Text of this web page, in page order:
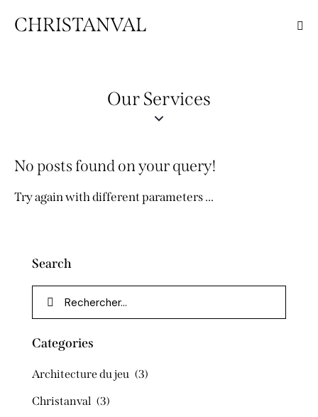
CHRISTANVAL
Our Services
No posts found on your query!
Try again with different parameters ...
Search
Categories
Architecture du jeu (3)
Christanval (3)